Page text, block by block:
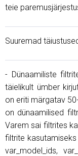
teie
Suuremad
- Dünaamiliste
täielikult ümber
on eriti märgatav
on dünaamilised
Varem sai filtrites
filtrite kasutamiseks
var_model_ids,